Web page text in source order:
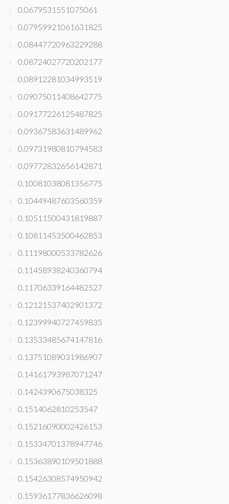
0.0679531551075061
0.07959921061631825
0.08447720963229288
0.08724027720202177
0.08912281034993519
0.09075011408642775
0.09177226125487825
0.09367583631489962
0.09731980810794583
0.09772832656142871
0.10081038081356775
0.10449487603560359
0.10511500431819887
0.10811453500462853
0.11198000533782626
0.11458938240360794
0.11706339164482527
0.12121537402901372
0.12399940727459835
0.13533485674147816
0.13751089031986907
0.14161793987071247
0.1424390675038325
0.1514062810253547
0.15216090002426153
0.15334701378947746
0.15363890109501888
0.15426308574950942
0.15936177836626098